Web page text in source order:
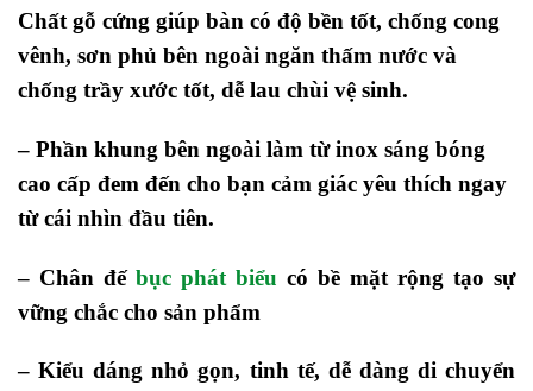
Chất gỗ cứng giúp bàn có độ bền tốt, chống cong
vênh, sơn phủ bên ngoài ngăn thấm nước và
chống trầy xước tốt, dễ lau chùi vệ sinh.
– Phần khung bên ngoài làm từ inox sáng bóng
cao cấp đem đến cho bạn cảm giác yêu thích ngay
từ cái nhìn đầu tiên.
– Chân đế bục phát biểu có bề mặt rộng tạo sự
vững chắc cho sản phẩm
– Kiểu dáng nhỏ gọn, tinh tế, dễ dàng di chuyển